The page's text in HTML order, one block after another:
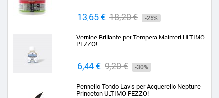
Prezzo
13,65 € Prezzo
base
18,20 € -25%
Vernice Brillante per Tempera Maimeri ULTIMO
PEZZO!
Prezzo
6,44 € Prezzo
base
9,20 € -30%
Pennello Tondo Lavis per Acquerello Neptune
Princeton ULTIMO PEZZO!